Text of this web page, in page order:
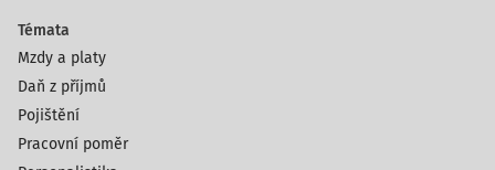
Témata
Mzdy a platy
Daň z příjmů
Pojištění
Pracovní poměr